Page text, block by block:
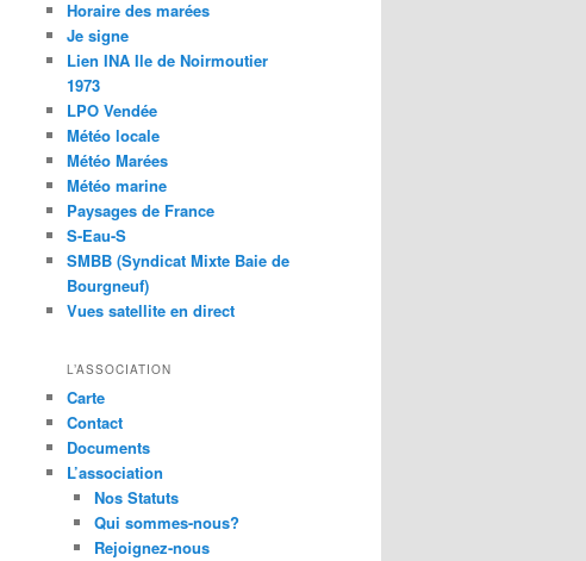
Horaire des marées
Je signe
Lien INA Ile de Noirmoutier
1973
LPO Vendée
Météo locale
Météo Marées
Météo marine
Paysages de France
S-Eau-S
SMBB (Syndicat Mixte Baie de
Bourgneuf)
Vues satellite en direct
L’ASSOCIATION
Carte
Contact
Documents
L’association
Nos Statuts
Qui sommes-nous?
Rejoignez-nous